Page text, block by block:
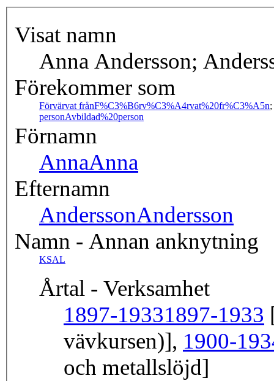
Visat namn
Anna Andersson;
Förekommer som
Förvärvat frånF%C3%B6rv%C3%A4rvat%20fr%C3%A5n;
personAvbildad%20person
Förnamn
AnnaAnna
Efternamn
AnderssonAndersson
Namn - Annan anknytning
KSAL
Årtal - Verksamhet
1897-19331897-1933
vävkursen)], 1900-
och metallslöjd]